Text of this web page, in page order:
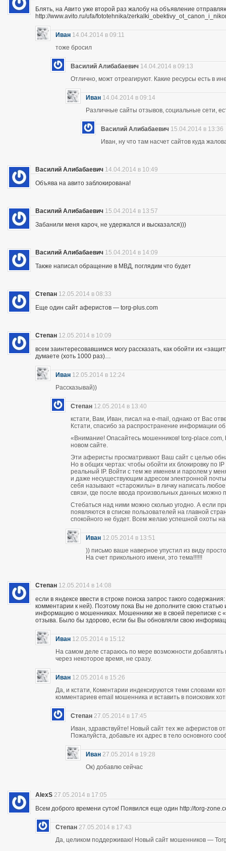
Блять, на Авито уже второй раз жалобу на объявление
http://www.avito.ru/ufa/fototehnika/
Иван 14.04.2014 в 09:11
тоже бросил
Василий Алибабаевич 14.04.2014 в 09:13
Отлично, можт отреагируют. Какие ресурсы есть в
Иван 14.04.2014 в 09:14
Различные сайты отзывов, социальные сети,
Василий Алибабаевич 15.04.2014 в 13:36
Иван, ну что там насчет сайтов куда
Василий Алибабаевич 14.04.2014 в 10:49
Объява на авито заблокирована!
Василий Алибабаевич 15.04.2014 в 13:57
Забанили меня кароч, не удержался и высказался)))
Василий Алибабаевич 15.04.2014 в 14:09
Также написал обращение в МВД, поглядим что будет
Степан 12.05.2014 в 08:33
Еще один сайт аферистов — torg-plus.com
Степан 12.05.2014 в 10:09
всем заинтересовавшимся могу рассказать, как обойти их
думаете (хоть 1000 раз)…
Иван 12.05.2014 в 12:24
Рассказывай))
Степан 12.05.2014 в 13:40
кстати, Вам, Иван, писал на e-mail, однако от Вас
Кстати, спасибо за распространение информации
«Внимание! Опасайтесь мошенников! torg-place.com,
новом сайте.
Эти аферисты просматривают Ваш сайт с целью
Но в общих чертах: чтобы обойти их блокировку по
реальный IP. Войти с тем же именем и паролем у
и даже несуществующим адресом электронной
себя называют «старожилы» в личку написать
связи, где после ввода произвольных данных можно
Стебаться над ними можно сколько угодно. А если
появляются в списке пользователей на главной
спокойного не будет. Всем желаю успешной охоты
Иван 12.05.2014 в 13:51
)) письмо ваше наверное упустил из виду
На счет прикольного имени, это тема!!!!!!
Степан 12.05.2014 в 14:08
если в яндексе ввести в строке поиска запрос такого
комментарии к ней). Поэтому пока Вы не дополните свою
информацию о мошенниках. Мошенники же в своей переписке с
отзыва. Было бы здорово, если бы Вы обновляли свою
Иван 12.05.2014 в 15:12
На самом деле стараюсь по мере возможности
через некоторое время, не сразу.
Иван 12.05.2014 в 15:26
Да, и кстати, Коментарии индексируются теми словами
комментариев email мошенника и вставить в поисковик
Степан 27.05.2014 в 17:45
Иван, здравствуйте! Новый сайт тех же аферистов
Пожалуйста, добавьте их адрес в тело основного
Иван 27.05.2014 в 19:28
Ок) добавлю сейчас
AlexS 27.05.2014 в 17:05
Всем доброго времени суток! Появился еще один http://torg-
Степан 27.05.2014 в 17:43
Да, целиком поддерживаю! Новый сайт мошенников —